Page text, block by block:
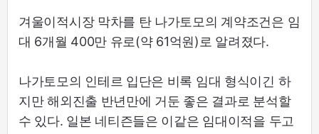
겨울이적시장 막차를 탄 나가토모의 계약조건은 임
대 6개월 400만 유로(약 61억원)로 알려졌다.
나가토모의 인테르 입단은 비록 임대 형식이긴 하
지만 해외진출 반년만에 거둔 좋은 결과로 분석할
수 있다. 일본 네티즌들은 이같은 임대이적을 두고